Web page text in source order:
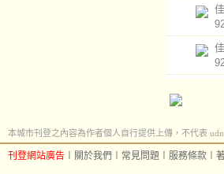
本城市刊登之內容為作者個人自行提供上傳，不代表 udn
刊登網站廣告 關於我們 常見問題 服務條款